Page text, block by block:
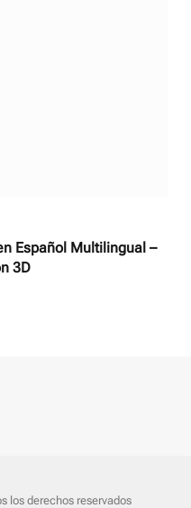
Español Multilingual –
3D
los derechos reservados